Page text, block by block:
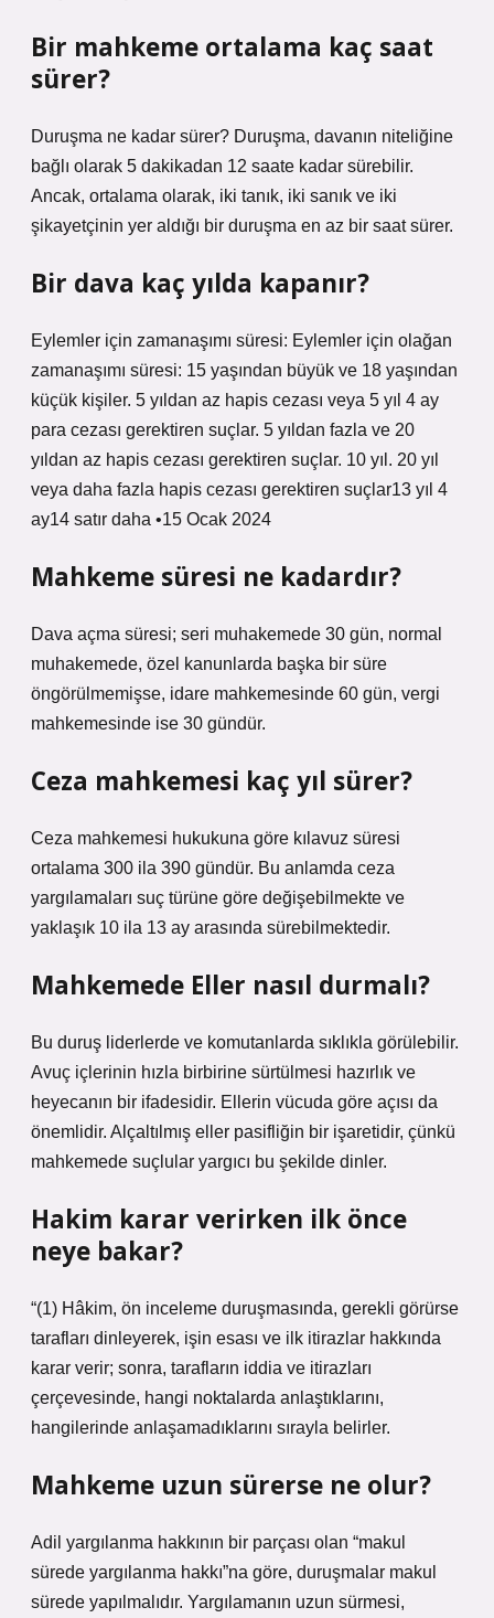
Bir mahkeme ortalama kaç saat
sürer?
Duruşma ne kadar sürer? Duruşma, davanın niteliğine
bağlı olarak 5 dakikadan 12 saate kadar sürebilir.
Ancak, ortalama olarak, iki tanık, iki sanık ve iki
şikayetçinin yer aldığı bir duruşma en az bir saat sürer.
Bir dava kaç yılda kapanır?
Eylemler için zamanaşımı süresi: Eylemler için olağan
zamanaşımı süresi: 15 yaşından büyük ve 18 yaşından
küçük kişiler. 5 yıldan az hapis cezası veya 5 yıl 4 ay
para cezası gerektiren suçlar. 5 yıldan fazla ve 20
yıldan az hapis cezası gerektiren suçlar. 10 yıl. 20 yıl
veya daha fazla hapis cezası gerektiren suçlar13 yıl 4
ay14 satır daha •15 Ocak 2024
Mahkeme süresi ne kadardır?
Dava açma süresi; seri muhakemede 30 gün, normal
muhakemede, özel kanunlarda başka bir süre
öngörülmemişse, idare mahkemesinde 60 gün, vergi
mahkemesinde ise 30 gündür.
Ceza mahkemesi kaç yıl sürer?
Ceza mahkemesi hukukuna göre kılavuz süresi
ortalama 300 ila 390 gündür. Bu anlamda ceza
yargılamaları suç türüne göre değişebilmekte ve
yaklaşık 10 ila 13 ay arasında sürebilmektedir.
Mahkemede Eller nasıl durmalı?
Bu duruş liderlerde ve komutanlarda sıklıkla görülebilir.
Avuç içlerinin hızla birbirine sürtülmesi hazırlık ve
heyecanın bir ifadesidir. Ellerin vücuda göre açısı da
önemlidir. Alçaltılmış eller pasifliğin bir işaretidir, çünkü
mahkemede suçlular yargıcı bu şekilde dinler.
Hakim karar verirken ilk önce
neye bakar?
“(1) Hâkim, ön inceleme duruşmasında, gerekli görürse
tarafları dinleyerek, işin esası ve ilk itirazlar hakkında
karar verir; sonra, tarafların iddia ve itirazları
çerçevesinde, hangi noktalarda anlaştıklarını,
hangilerinde anlaşamadıklarını sırayla belirler.
Mahkeme uzun sürerse ne olur?
Adil yargılanma hakkının bir parçası olan “makul
sürede yargılanma hakkı”na göre, duruşmalar makul
sürede yapılmalıdır. Yargılamanın uzun sürmesi,